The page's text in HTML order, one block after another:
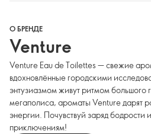
О БРЕНДЕ
Venture
Venture Eau de Toilettes — свежие
вдохновлённые городскими
энтузиазмом живут ритмом большого
мегаполиса, ароматы Venture дарят
энергии. Почувствуй заряд бодрости
приключениям!